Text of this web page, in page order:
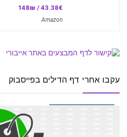
43.38€ / 148₪
Amazon
עקבו אחרי דף הדילים בפייסבוק